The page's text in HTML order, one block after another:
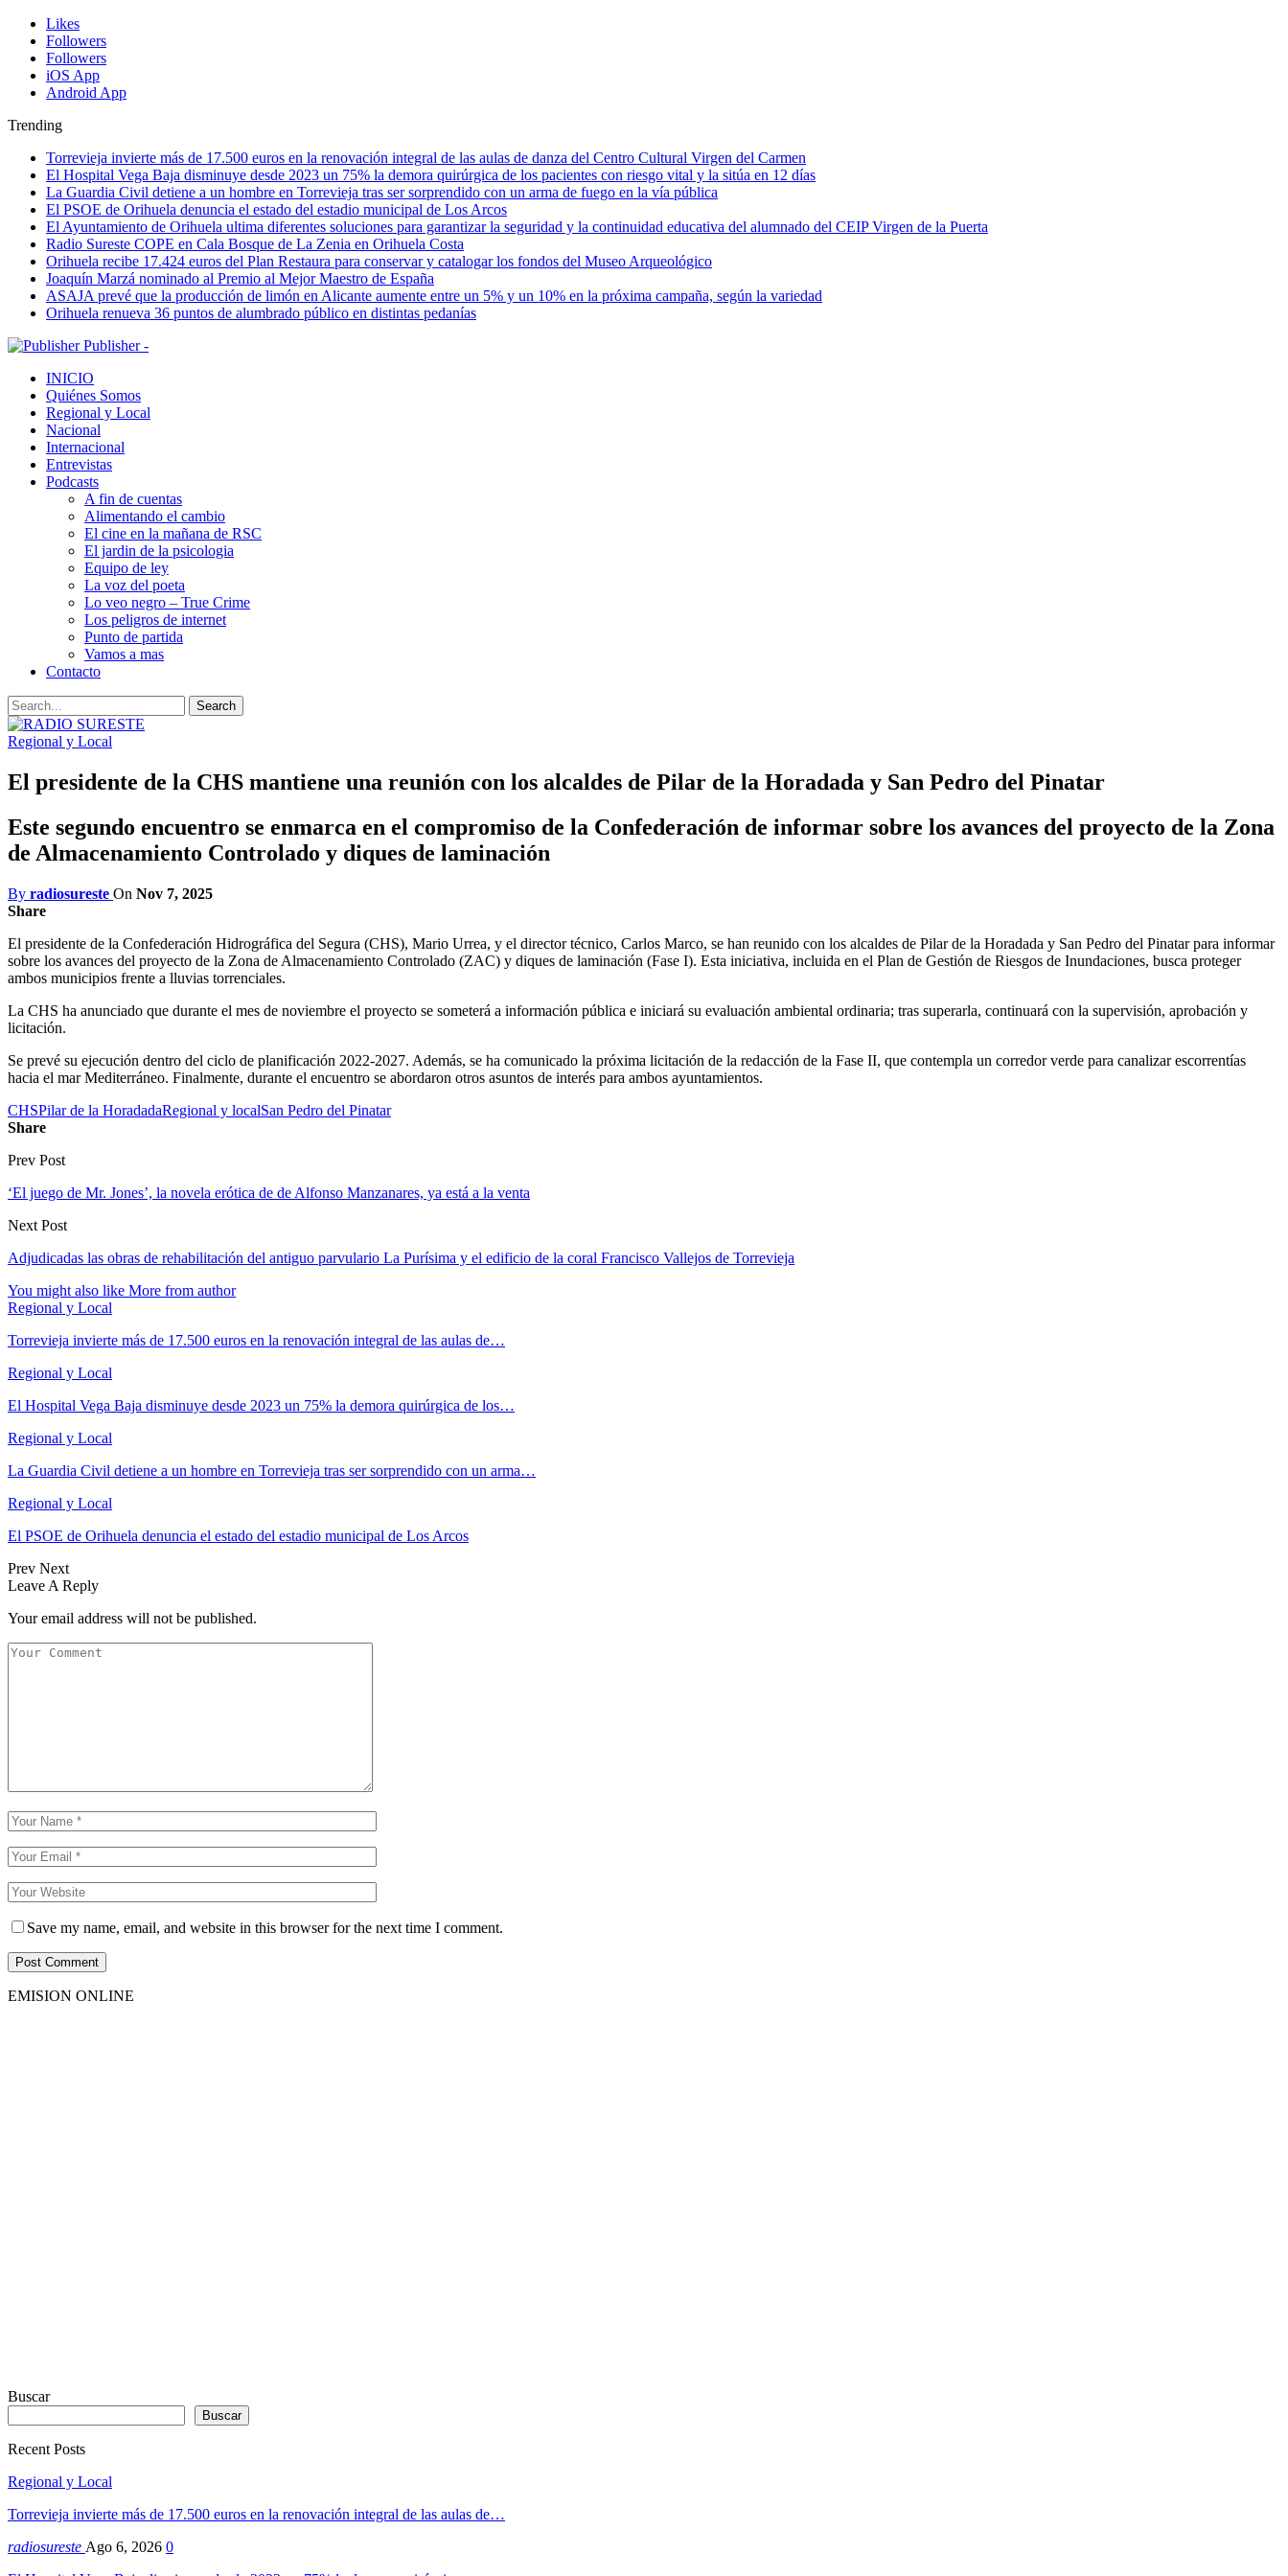
Likes
Followers
Followers
iOS App
Android App
Trending
Torrevieja invierte más de 17.500 euros en la renovación integral de las aulas de danza del Centro Cultural Virgen del Carmen
El Hospital Vega Baja disminuye desde 2023 un 75% la demora quirúrgica de los pacientes con riesgo vital y la sitúa en 12 días
La Guardia Civil detiene a un hombre en Torrevieja tras ser sorprendido con un arma de fuego en la vía pública
El PSOE de Orihuela denuncia el estado del estadio municipal de Los Arcos
El Ayuntamiento de Orihuela ultima diferentes soluciones para garantizar la seguridad y la continuidad educativa del alumnado del CEIP Virgen de la Puerta
Radio Sureste COPE en Cala Bosque de La Zenia en Orihuela Costa
Orihuela recibe 17.424 euros del Plan Restaura para conservar y catalogar los fondos del Museo Arqueológico
Joaquín Marzá nominado al Premio al Mejor Maestro de España
ASAJA prevé que la producción de limón en Alicante aumente entre un 5% y un 10% en la próxima campaña, según la variedad
Orihuela renueva 36 puntos de alumbrado público en distintas pedanías
Publisher -
INICIO
Quiénes Somos
Regional y Local
Nacional
Internacional
Entrevistas
Podcasts
A fin de cuentas
Alimentando el cambio
El cine en la mañana de RSC
El jardin de la psicologia
Equipo de ley
La voz del poeta
Lo veo negro – True Crime
Los peligros de internet
Punto de partida
Vamos a mas
Contacto
Regional y Local
El presidente de la CHS mantiene una reunión con los alcaldes de Pilar de la Horadada y San Pedro del Pinatar
Este segundo encuentro se enmarca en el compromiso de la Confederación de informar sobre los avances del proyecto de la Zona
de Almacenamiento Controlado y diques de laminación
By radiosureste On Nov 7, 2025
Share
El presidente de la Confederación Hidrográfica del Segura (CHS), Mario Urrea, y el director técnico, Carlos Marco, se han reunido con los alcaldes de Pilar de la Horadada y San Pedro del Pinatar para informar
sobre los avances del proyecto de la Zona de Almacenamiento Controlado (ZAC) y diques de laminación (Fase I). Esta iniciativa, incluida en el Plan de Gestión de Riesgos de Inundaciones, busca proteger
ambos municipios frente a lluvias torrenciales.
La CHS ha anunciado que durante el mes de noviembre el proyecto se someterá a información pública e iniciará su evaluación ambiental ordinaria; tras superarla, continuará con la supervisión, aprobación y
licitación.
Se prevé su ejecución dentro del ciclo de planificación 2022-2027. Además, se ha comunicado la próxima licitación de la redacción de la Fase II, que contempla un corredor verde para canalizar escorrentías
hacia el mar Mediterráneo. Finalmente, durante el encuentro se abordaron otros asuntos de interés para ambos ayuntamientos.
CHSPilar de la HoradadaRegional y localSan Pedro del Pinatar
Share
Prev Post
‘El juego de Mr. Jones’, la novela erótica de de Alfonso Manzanares, ya está a la venta
Next Post
Adjudicadas las obras de rehabilitación del antiguo parvulario La Purísima y el edificio de la coral Francisco Vallejos de Torrevieja
You might also like More from author
Regional y Local
Torrevieja invierte más de 17.500 euros en la renovación integral de las aulas de…
Regional y Local
El Hospital Vega Baja disminuye desde 2023 un 75% la demora quirúrgica de los…
Regional y Local
La Guardia Civil detiene a un hombre en Torrevieja tras ser sorprendido con un arma…
Regional y Local
El PSOE de Orihuela denuncia el estado del estadio municipal de Los Arcos
Prev Next
Leave A Reply
Your email address will not be published.
Save my name, email, and website in this browser for the next time I comment.
EMISION ONLINE
Buscar
Buscar
Recent Posts
Regional y Local
Torrevieja invierte más de 17.500 euros en la renovación integral de las aulas de…
radiosureste Ago 6, 2026 0